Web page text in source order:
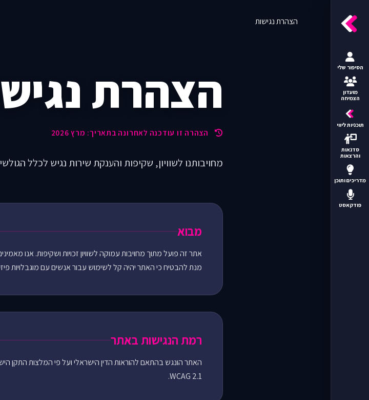
הסיפור שלי
מועדון
הצמיחה
תוכניות ליווי
סדנאות
והרצאות
מדריכים ותוכן
פודקאסט
הצהרת נגישות
הצהרת
הצהרה זו עודכנה לאחרונה בתאריך: מרץ 2026
מחויבותנו לשוויון, שקיפות והענקת שירות נגיש לכלל
מבוא
אתר זה פועל מתוך מחויבות עמוקה לשוויון זכויות ושקיפות. אנו
מנת להבטיח כי האתר יהיה קל לשימוש עבור אנשים עם מוגבלויות
רמת הנגישות באתר
האתר הונגש בהתאם להוראות הדין הישראלי ועל פי המלצות התקן הישראלי
WCAG 2.1.